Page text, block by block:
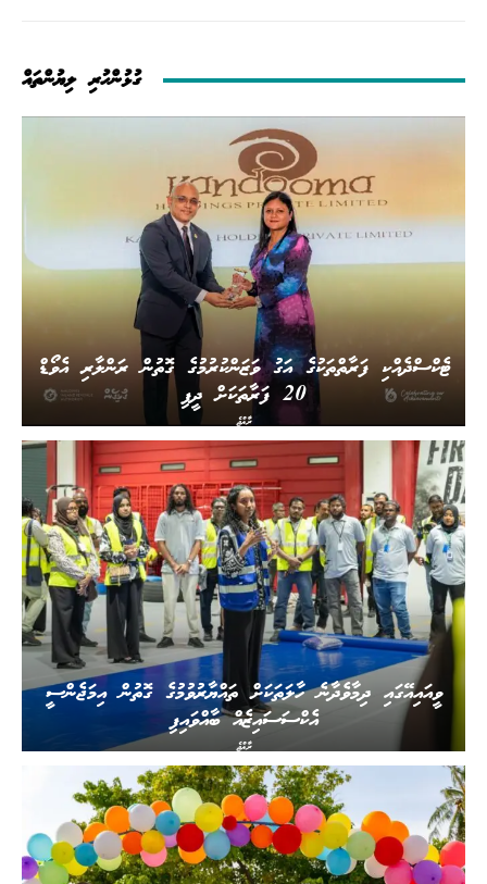
ގުޅުންހުރި ލިޔުންތައް
ރާއްޖެ
ޓެކްސްދެއްކި ފަރާތްތަކުގެ އަގު ވަޒަންކުރުމުގެ ގޮތުން ރަންލާރި އެވޯޑް
20 ފަރާތަކަށް ދީފި
ރާއްޖެ
ވީއައިއޭގައި ދިމާވެދާނެ ހާލަތަކަށް ތައްޔާރުވުމުގެ ގޮތުން އިމަޖެންސީ
އެކްސަސައިޒެއް ބާއްވައިފި